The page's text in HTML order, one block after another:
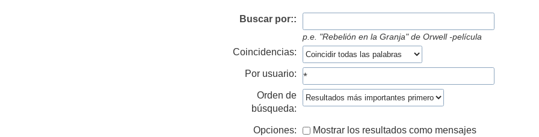
Buscar por::
p.e. "Rebelión en la Granja" de Orwell -película
Coincidencias:
Por usuario:
Orden de
búsqueda:
Opciones:
Mostrar los resultados como mensajes